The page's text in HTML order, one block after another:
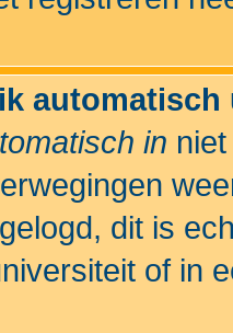
in
dit is
of in